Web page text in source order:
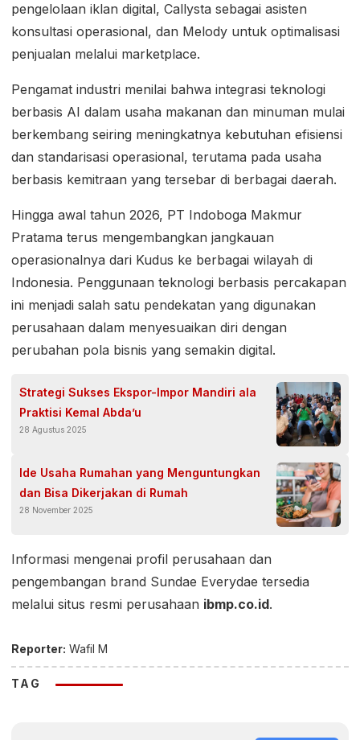
pengelolaan iklan digital, Callysta sebagai asisten
konsultasi operasional, dan Melody untuk optimalisasi
penjualan melalui marketplace.
Pengamat industri menilai bahwa integrasi teknologi
berbasis AI dalam usaha makanan dan minuman mulai
berkembang seiring meningkatnya kebutuhan efisiensi
dan standarisasi operasional, terutama pada usaha
berbasis kemitraan yang tersebar di berbagai daerah.
Hingga awal tahun 2026, PT Indoboga Makmur
Pratama terus mengembangkan jangkauan
operasionalnya dari Kudus ke berbagai wilayah di
Indonesia. Penggunaan teknologi berbasis percakapan
ini menjadi salah satu pendekatan yang digunakan
perusahaan dalam menyesuaikan diri dengan
perubahan pola bisnis yang semakin digital.
Strategi Sukses Ekspor-Impor Mandiri ala
Praktisi Kemal Abda’u
28 Agustus 2025
Ide Usaha Rumahan yang Menguntungkan
dan Bisa Dikerjakan di Rumah
28 November 2025
Informasi mengenai profil perusahaan dan
pengembangan brand Sundae Everydae tersedia
melalui situs resmi perusahaan ibmp.co.id.
Reporter: Wafil M
TAG